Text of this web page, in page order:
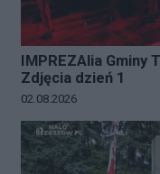
IMPREZAlia Gminy
Zdjęcia dzień 1
Data dodania galerii:
02.08.2026